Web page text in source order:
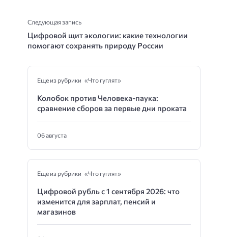
Следующая запись
Цифровой щит экологии: какие технологии
помогают сохранять природу России
Еще из рубрики «Что гуглят»
Колобок против Человека-паука:
сравнение сборов за первые дни проката
06 августа
Еще из рубрики «Что гуглят»
Цифровой рубль с 1 сентября 2026: что
изменится для зарплат, пенсий и
магазинов